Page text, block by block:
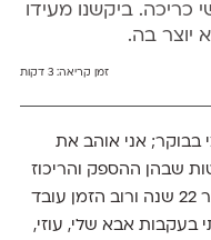
כריכה. ביקשנו מעידו
יוצר בה.
זמן קריאה:3 דקות
בבוקר; אני אוהב את
שבהן ההספק והריכוז
גדולים. אני יוצר ספרים כבר 22 שנה ורוב הזמן עובד
בעקבות אבא שלי, עוזי,